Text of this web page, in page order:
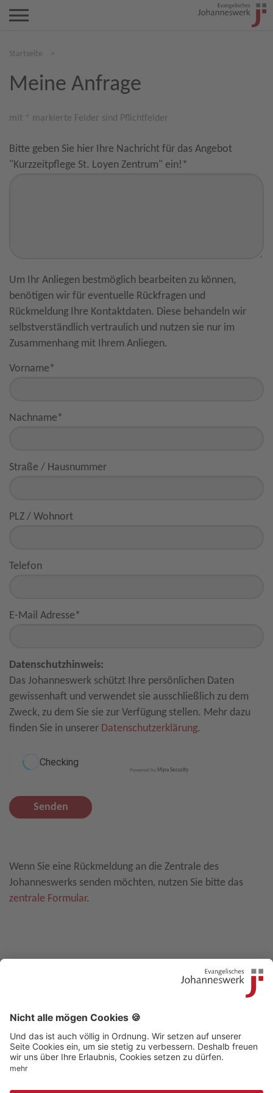
Startseite >
Meine Anfrage
mit * markierte Felder sind Pflichtfelder
Bitte geben Sie hier Ihre Nachricht für das Angebot
"Kurzzeitpflege St. Loyen Zentrum" ein! *
Um Ihr Anliegen bestmöglich bearbeiten zu können,
benötigen wir für eventuelle Rückfragen und
Rückmeldung Ihre Kontaktdaten. Diese behandeln wir
selbstverständlich vertraulich und nutzen sie nur im
Zusammenhang mit Ihrem Anliegen.
Vorname*
Nachname*
Straße / Hausnummer
PLZ / Wohnort
Telefon
E-Mail Adresse*
Datenschutzhinweis:
Das Johanneswerk schützt Ihre persönlichen Daten
gewissenhaft und verwendet sie ausschließlich zu dem
Zweck, zu dem Sie sie zur Verfügung stellen. Mehr dazu
finden Sie in unserer Datenschutzerklärung.
Powered by Myra Security
Senden
Wenn Sie eine Rückmeldung an die Zentrale des
Johanneswerks senden möchten, nutzen Sie bitte das
zentrale Formular.